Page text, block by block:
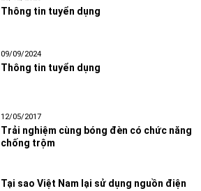
Thông tin tuyển dụng
09/09/2024
Thông tin tuyển dụng
12/05/2017
Trải nghiệm cùng bóng đèn có chức năng
chống trộm
Tại sao Việt Nam lại sử dụng nguồn điện